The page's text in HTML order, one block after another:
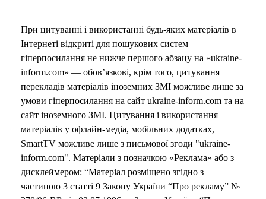
При цитуванні і використанні будь-яких матеріалів в
Інтернеті відкриті для пошукових систем
гіперпосилання не нижче першого абзацу на «ukraine-
inform.com» — обов’язкові, крім того, цитування
перекладів матеріалів іноземних ЗМІ можливе лише за
умови гіперпосилання на сайт ukraine-inform.com та на
сайт іноземного ЗМІ. Цитування і використання
матеріалів у офлайн-медіа, мобільних додатках,
SmartTV можливе лише з письмової згоди "ukraine-
inform.com". Матеріали з позначкою «Реклама» або з
дисклеймером: “Матеріал розміщено згідно з
частиною 3 статті 9 Закону України “Про рекламу” №